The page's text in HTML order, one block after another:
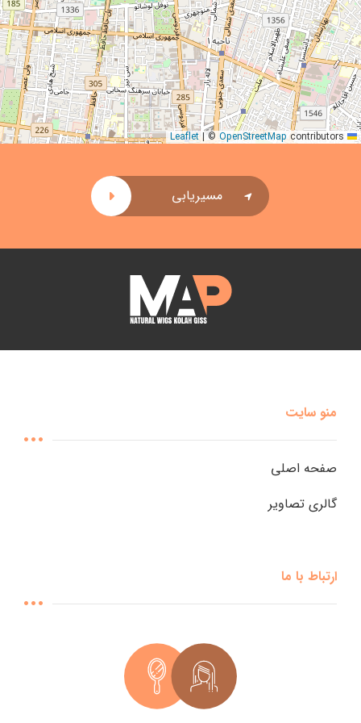
منو سایت
صفحه اصلی
گالری تصاویر
ارتباط با ما
|© OpenStreetMapcontributors
مسیریابی